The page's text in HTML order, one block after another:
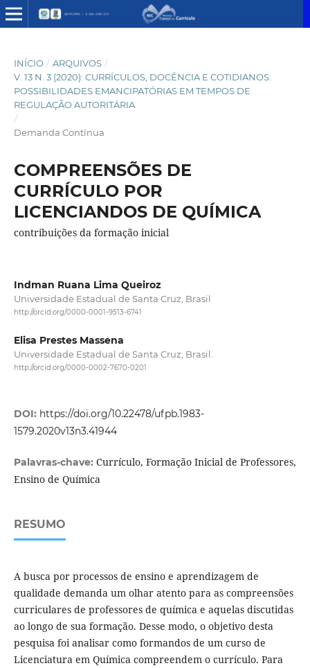
INÍCIO / ARQUIVOS /
V. 13 N. 3 (2020): CURRÍCULOS, DOCÊNCIA E COTIDIANOS:
POSSIBILIDADES EMANCIPATÓRIAS EM TEMPOS DE
REGULAÇÃO AUTORITÁRIA
/
Demanda Contínua
COMPREENSÕES DE
CURRÍCULO POR
LICENCIANDOS DE QUÍMICA
contribuições da formação inicial
Indman Ruana Lima Queiroz
Universidade Estadual de Santa Cruz, Brasil
http://orcid.org/0000-0001-9513-6741
Elisa Prestes Massena
Universidade Estadual de Santa Cruz, Brasil.
http://orcid.org/0000-0002-7670-0201
DOI: https://doi.org/10.22478/ufpb.1983-
1579.2020v13n3.41944
Palavras-chave: Currículo, Formação Inicial de Professores,
Ensino de Química
RESUMO
A busca por processos de ensino e aprendizagem de
qualidade demanda um olhar atento para as compreensões
curriculares de professores de química e aquelas discutidas
ao longo de sua formação. Desse modo, o objetivo desta
pesquisa foi analisar como formandos de um curso de
Licenciatura em Química compreendem o currículo. Para